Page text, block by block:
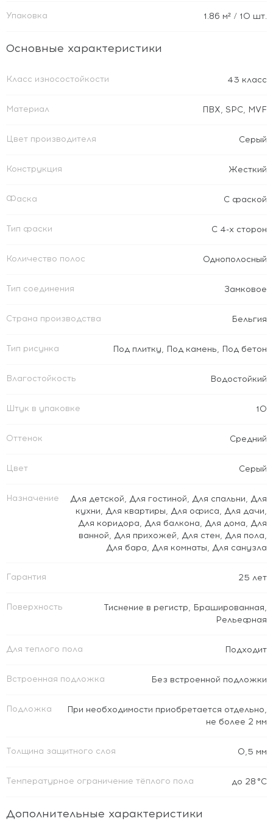
Упаковка 1.86 м² / 10 шт.
Основные характеристики
Класс износостойкости 43 класс
Материал ПВХ, SPC, MVF
Цвет производителя Серый
Конструкция Жесткий
Фаска С фаской
Тип фаски С 4-х сторон
Количество полос Однополосный
Тип соединения Замковое
Страна производства Бельгия
Тип рисунка Под плитку, Под камень, Под бетон
Влагостойкость Водостойкий
Штук в упаковке 10
Оттенок Средний
Цвет Серый
Назначение Для детской, Для гостиной, Для спальни, Для
кухни, Для квартиры, Для офиса, Для дачи,
Для коридора, Для балкона, Для дома, Для
ванной, Для прихожей, Для стен, Для пола,
Для бара, Для комнаты, Для санузла
Гарантия 25 лет
Поверхность Тиснение в регистр, Брашированная,
Рельефная
Для теплого пола Подходит
Встроенная подложка Без встроенной подложки
Подложка
При необходимости приобретается отдельно,
не более 2 мм
Толщина защитного слоя 0,5 мм
Температурное ограничение тёплого пола до 28 °C
Дополнительные характеристики